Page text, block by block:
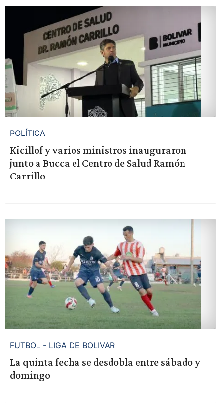
POLÍTICA
Kicillof y varios ministros inauguraron
junto a Bucca el Centro de Salud Ramón
Carrillo
FUTBOL - LIGA DE BOLIVAR
La quinta fecha se desdobla entre sábado y
domingo